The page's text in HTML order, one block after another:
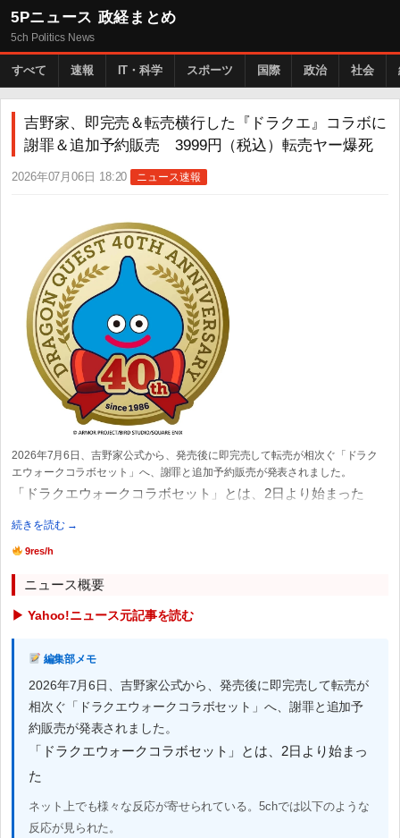
5Pニュース 政経まとめ
5ch Politics News
すべて 速報 IT・科学 スポーツ 国際 政治 社会
吉野家、即完売＆転売横行した『ドラクエ』コラボに
謝罪＆追加予約販売 3999円（税込）転売ヤー爆死
2026年07月06日 18:20 ニュース速報
2026年7月6日、吉野家公式から、発売後に即完売して転売が相次ぐ「ドラク
エウォークコラボセット」へ、謝罪と追加予約販売が発表されました。
「ドラクエウォークコラボセット」とは、2日より始まった
続きを読む →
9res/h
ニュース概要
▶ Yahoo!ニュース元記事を読む
編集部メモ
2026年7月6日、吉野家公式から、発売後に即完売して転売が
相次ぐ「ドラクエウォークコラボセット」へ、謝罪と追加予
約販売が発表されました。
「ドラクエウォークコラボセット」とは、2日より始まっ
た
ネット上でも様々な反応が寄せられている。5chでは以下のような
反応が見られた。